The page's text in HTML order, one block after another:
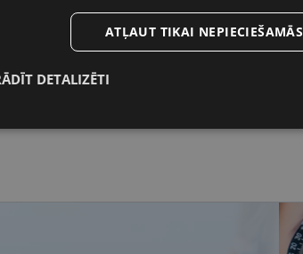
Vīriešiem
ATĻAUT TIKAI NEPIECIEŠAMĀS
DETALIZĒTI
sīkdatnes
sīkdatnes